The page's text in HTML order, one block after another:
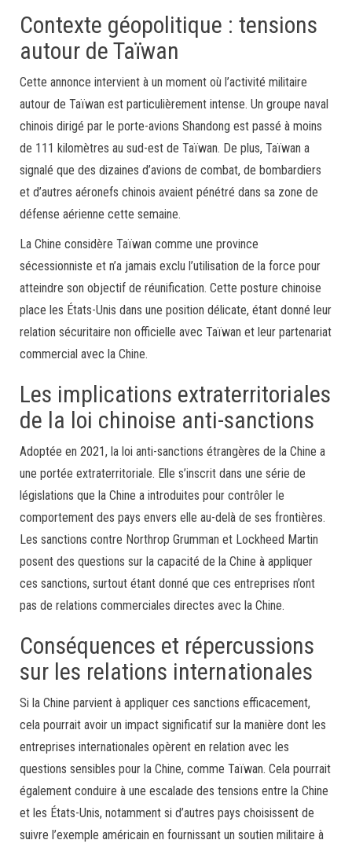
Contexte géopolitique : tensions
autour de Taïwan
Cette annonce intervient à un moment où l’activité militaire
autour de Taïwan est particulièrement intense. Un groupe naval
chinois dirigé par le porte-avions Shandong est passé à moins
de 111 kilomètres au sud-est de Taïwan. De plus, Taïwan a
signalé que des dizaines d’avions de combat, de bombardiers
et d’autres aéronefs chinois avaient pénétré dans sa zone de
défense aérienne cette semaine.
La Chine considère Taïwan comme une province
sécessionniste et n’a jamais exclu l’utilisation de la force pour
atteindre son objectif de réunification. Cette posture chinoise
place les États-Unis dans une position délicate, étant donné leur
relation sécuritaire non officielle avec Taïwan et leur partenariat
commercial avec la Chine.
Les implications extraterritoriales
de la loi chinoise anti-sanctions
Adoptée en 2021, la loi anti-sanctions étrangères de la Chine a
une portée extraterritoriale. Elle s’inscrit dans une série de
législations que la Chine a introduites pour contrôler le
comportement des pays envers elle au-delà de ses frontières.
Les sanctions contre Northrop Grumman et Lockheed Martin
posent des questions sur la capacité de la Chine à appliquer
ces sanctions, surtout étant donné que ces entreprises n’ont
pas de relations commerciales directes avec la Chine.
Conséquences et répercussions
sur les relations internationales
Si la Chine parvient à appliquer ces sanctions efficacement,
cela pourrait avoir un impact significatif sur la manière dont les
entreprises internationales opèrent en relation avec les
questions sensibles pour la Chine, comme Taïwan. Cela pourrait
également conduire à une escalade des tensions entre la Chine
et les États-Unis, notamment si d’autres pays choisissent de
suivre l’exemple américain en fournissant un soutien militaire à